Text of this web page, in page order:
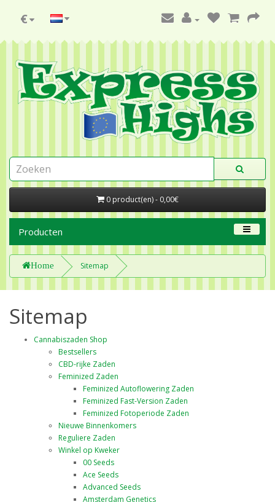
€
0 product(en) - 0,00€
Producten
Home Sitemap
Sitemap
Cannabiszaden Shop
Bestsellers
CBD-rijke Zaden
Feminized Zaden
Feminized Autoflowering Zaden
Feminized Fast-Version Zaden
Feminized Fotoperiode Zaden
Nieuwe Binnenkomers
Reguliere Zaden
Winkel op Kweker
00 Seeds
Ace Seeds
Advanced Seeds
Amsterdam Genetics